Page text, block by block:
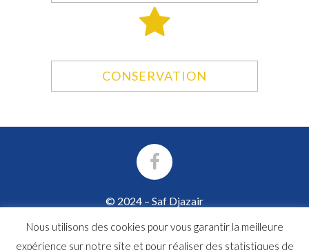
CONSERVATION
© 2024 – Saf Djazair
35015 Hammadi – Boumerdes
Algérie • Tél : +213 (0) 554 52 07 24
Nous utilisons des cookies pour vous garantir la meilleure
expérience sur notre site et pour réaliser des statistiques de